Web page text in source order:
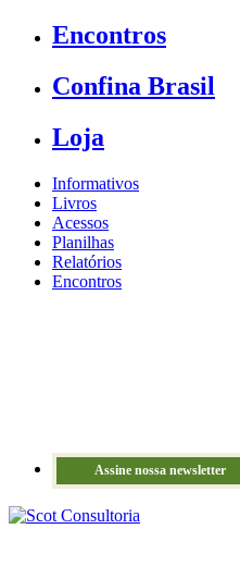
Encontros
Confina Brasil
Loja
Informativos
Livros
Acessos
Planilhas
Relatórios
Encontros
Assine nossa newsletter